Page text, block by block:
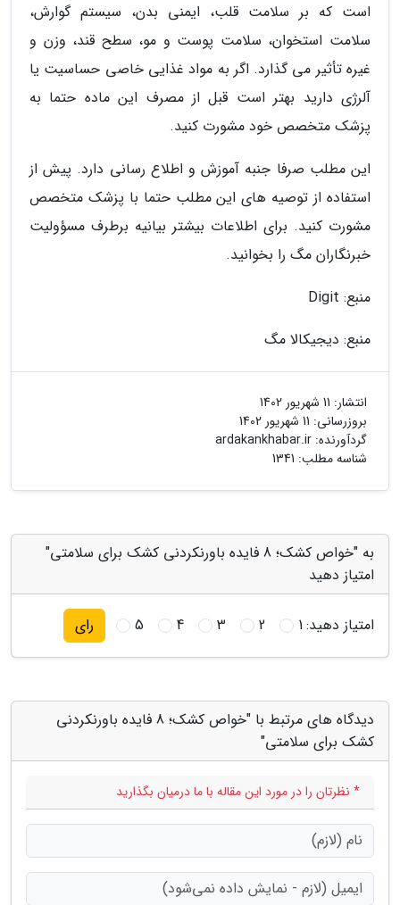
است که بر سلامت قلب، ایمنی بدن، سیستم گوارش،
سلامت استخوان، سلامت پوست و مو، سطح قند، وزن و
غیره تأثیر می گذارد. اگر به مواد غذایی خاصی حساسیت یا
آلرژی دارید بهتر است قبل از مصرف این ماده حتما به
پزشک متخصص خود مشورت کنید.
این مطلب صرفا جنبه آموزش و اطلاع رسانی دارد. پیش از
استفاده از توصیه های این مطلب حتما با پزشک متخصص
مشورت کنید. برای اطلاعات بیشتر بیانیه برطرف مسؤولیت
خبرنگاران مگ را بخوانید.
منبع: Digit
منبع: دیجیکالا مگ
انتشار: 11 شهریور 1402
بروزرسانی: 11 شهریور 1402
گردآورنده: ardakankhabar.ir
شناسه مطلب: 1341
به "خواص کشک؛ 8 فایده باورنکردنی کشک برای سلامتی"
امتیاز دهید
امتیاز دهید:1
2
3
4
5 رای
دیدگاه های مرتبط با "خواص کشک؛ 8 فایده باورنکردنی
کشک برای سلامتی"
* نظرتان را در مورد این مقاله با ما درمیان بگذارید